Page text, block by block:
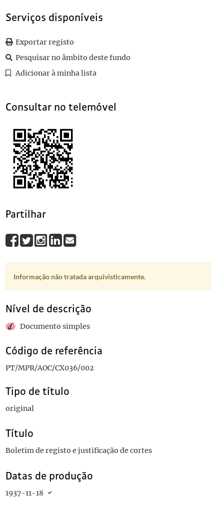
011 Boletim de registo e justificação de cortes
100 Boletim de registo e justificação de cortes
Serviços disponíveis
Exportar registo
Pesquisar no âmbito deste fundo
Adicionar à minha lista
Consultar no telemóvel
Partilhar
Informação não tratada arquivisticamente.
Nível de descrição
Documento simples
Código de referência
PT/MPR/AOC/CX036/002
Tipo de título
original
Título
Boletim de registo e justificação de cortes
Datas de produção
1937-11-18